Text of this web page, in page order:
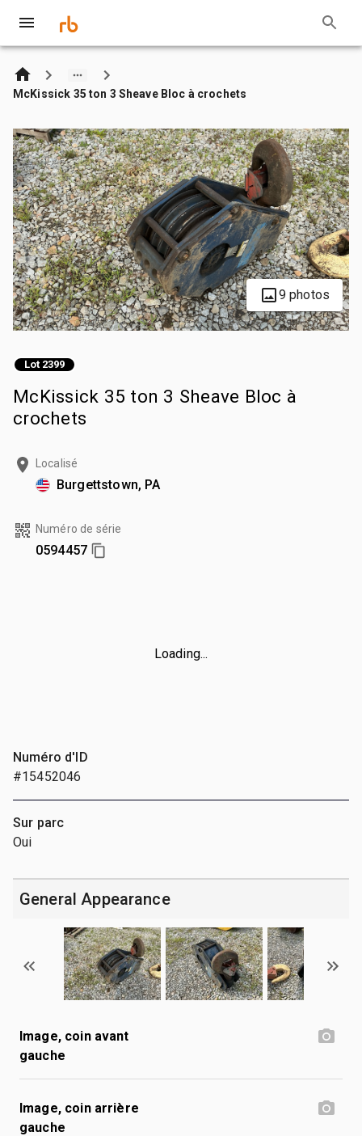
McKissick 35 ton 3 Sheave Bloc à crochets
9 photos
Lot 2399
McKissick 35 ton 3 Sheave Bloc à
crochets
Localisé
Burgettstown, PA
Numéro de série
0594457
Loading...
Numéro d'ID
#15452046
Sur parc
Oui
General Appearance
Image, coin avant
gauche
Image, coin arrière
gauche